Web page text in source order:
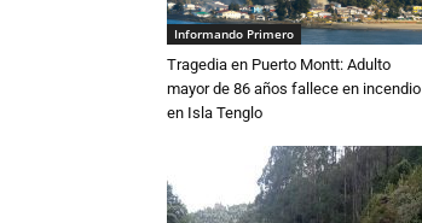
Informando Primero
Tragedia en Puerto Montt: Adulto
mayor de 86 años fallece en incendio
en Isla Tenglo